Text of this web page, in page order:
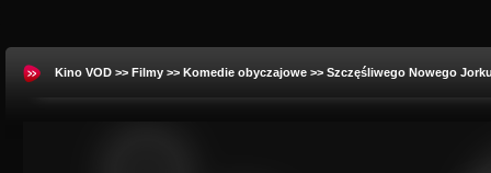
Kino VOD >> Filmy >> Komedie obyczajowe >> Szczęśliwego Nowego